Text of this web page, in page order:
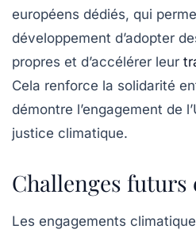
européens dédiés, qui
développement d’adopter
propres et d’accélérer leur
Cela renforce la solidarité
démontre l’engagement de
justice climatique.
Challenges futurs
Les engagements